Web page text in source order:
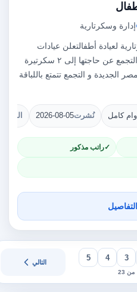
إدارة وسكرتارية
لعيادة أطفالتعلن عيادات
أطفال بمصر الجديدة والتجمع عن حاجتها إلى ٢ سكرتيرة
الجديدة و التجمع تتمتع باللباقة
كامل نُشرت2026-08-05
راتب مذكور
3
4
5
من 23
التالي